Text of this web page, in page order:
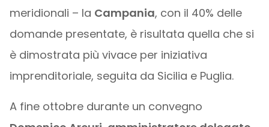
meridionali – la Campania, con il 40% delle
domande presentate, è risultata quella che si
è dimostrata più vivace per iniziativa
imprenditoriale, seguita da Sicilia e Puglia.
A fine ottobre durante un convegno